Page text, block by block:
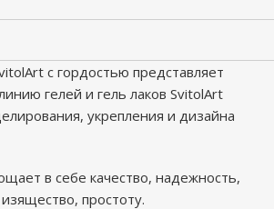
с гордостью представляет
гелей и гель лаков SvitolArt
укрепления и дизайна
в себе качество, надежность,
простоту.